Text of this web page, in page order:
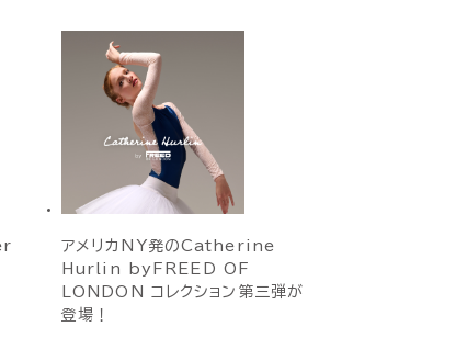
アメリカNY発のCatherine
Hurlin byFREED OF
LONDON コレクション第三弾が
登場！